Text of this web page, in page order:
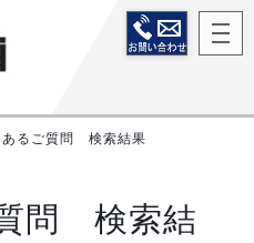
あるご質問 検索結果
問 検索結